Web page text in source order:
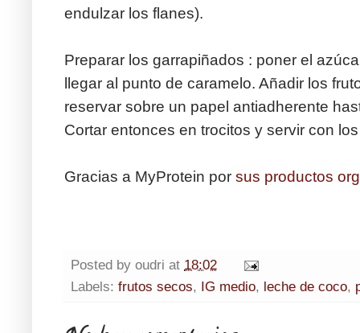
endulzar los flanes).
Preparar los garrapiñados : poner el
llegar al punto de caramelo. Añadir los
reservar sobre un papel antiadherente
Cortar entonces en trocitos y servir con
Gracias a MyProtein por sus productos
Posted by oudri at 18:02
Labels: frutos secos, IG medio, leche de coco,